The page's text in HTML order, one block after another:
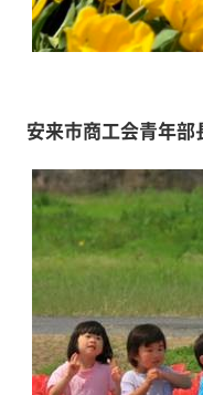
安来市商工会青年部